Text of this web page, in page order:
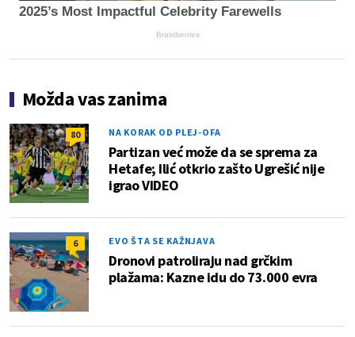
2025’s Most Impactful Celebrity Farewells
Brainberries
Možda vas zanima
80 NA KORAK OD PLEJ-OFA
Partizan već može da se sprema za
Hetafe; Ilić otkrio zašto Ugrešić nije
igrao VIDEO
6 EVO ŠTA SE KAŽNJAVA
Dronovi patroliraju nad grčkim
plažama: Kazne idu do 73.000 evra